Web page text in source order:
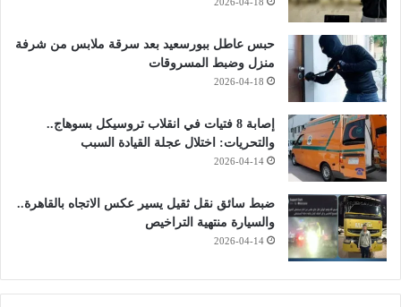
حبس عاطل ببورسعيد بعد سرقة ملابس من شرفة
منزل وضبط المسروقات
2026-04-18
إصابة 8 فتيات في انقلاب تروسيكل بسوهاج..
والتحريات: اختلال عجلة القيادة السبب
2026-04-14
ضبط سائق نقل ثقيل يسير عكس الاتجاه بالقاهرة..
والسيارة منتهية التراخيص
2026-04-14